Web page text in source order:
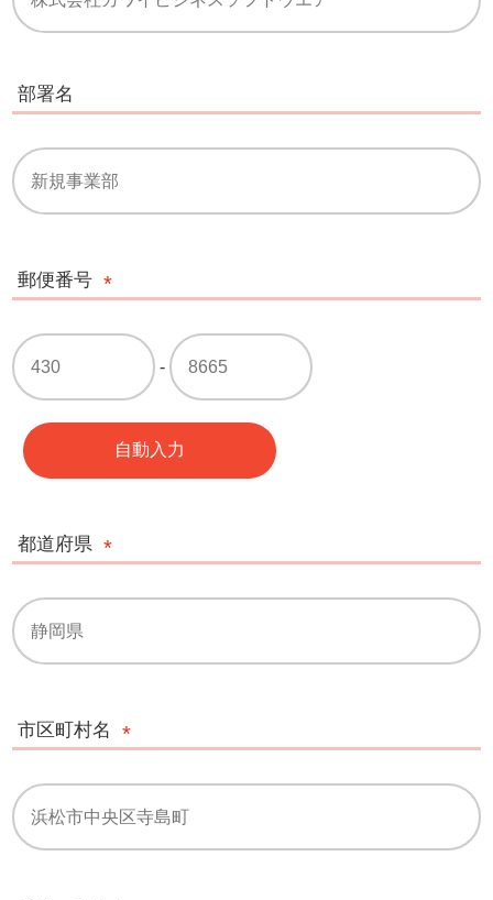
部署名
郵便番号
-
自動入力
都道府県
市区町村名